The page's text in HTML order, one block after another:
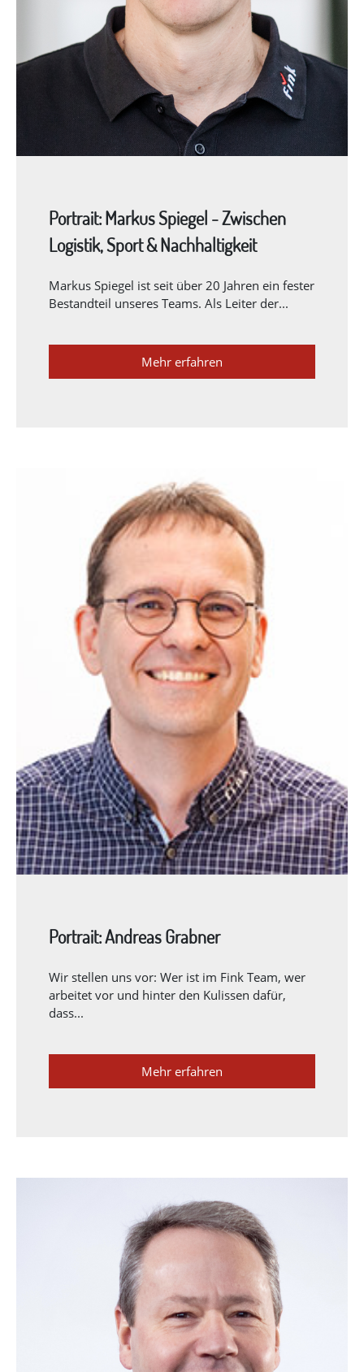
Portrait: Markus Spiegel - Zwischen
Logistik, Sport & Nachhaltigkeit
Markus Spiegel ist seit über 20 Jahren ein fester
Bestandteil unseres Teams. Als Leiter der...
Mehr erfahren
Portrait: Andreas Grabner
Wir stellen uns vor: Wer ist im Fink Team, wer
arbeitet vor und hinter den Kulissen dafür,
dass...
Mehr erfahren